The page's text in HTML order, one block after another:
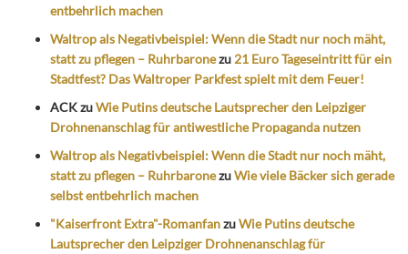
entbehrlich machen
Waltrop als Negativbeispiel: Wenn die Stadt nur noch mäht,
statt zu pflegen – Ruhrbaronezu 21 Euro Tageseintritt für ein
Stadtfest? Das Waltroper Parkfest spielt mit dem Feuer!
ACKzuWie Putins deutsche Lautsprecher den Leipziger
Drohnenanschlag für antiwestliche Propaganda nutzen
Waltrop als Negativbeispiel: Wenn die Stadt nur noch mäht,
statt zu pflegen – RuhrbaronezuWie viele Bäcker sich gerade
selbst entbehrlich machen
"Kaiserfront Extra"-RomanfanzuWie Putins deutsche
Lautsprecher den Leipziger Drohnenanschlag für